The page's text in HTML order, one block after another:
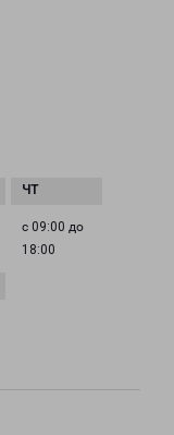
с 09:00 до
18:00